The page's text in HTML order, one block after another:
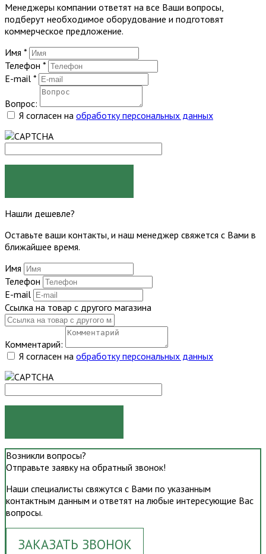
Менеджеры компании ответят на все Ваши вопросы,
подберут необходимое оборудование и подготовят
коммерческое предложение.
Имя *
Телефон *
E-mail *
Вопрос:
Я согласен на обработку персональных данных
Нашли дешевле?
Оставьте ваши контакты, и наш менеджер свяжется с Вами в
ближайшее время.
Имя
Телефон
E-mail
Ссылка на товар с другого магазина
Комментарий:
Я согласен на обработку персональных данных
Возникли вопросы?
Отправьте заявку на обратный звонок!
Наши специалисты свяжутся с Вами по указанным
контактным данным и ответят на любые интересующие Вас
вопросы.
ЗАКАЗАТЬ ЗВОНОК